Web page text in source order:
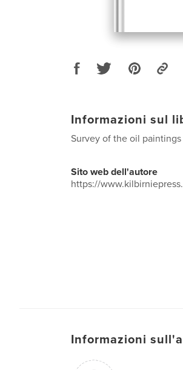
Informazioni sul
Survey of the oil
Sito web dell'autore
https://
Informazioni